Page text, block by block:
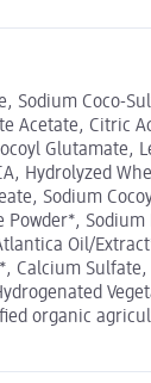
Sodium Coco-
Acetate, Citric
Glutamate,
Hydrolyzed
Sodium
Powder*,
Oil/
Calcium
organic